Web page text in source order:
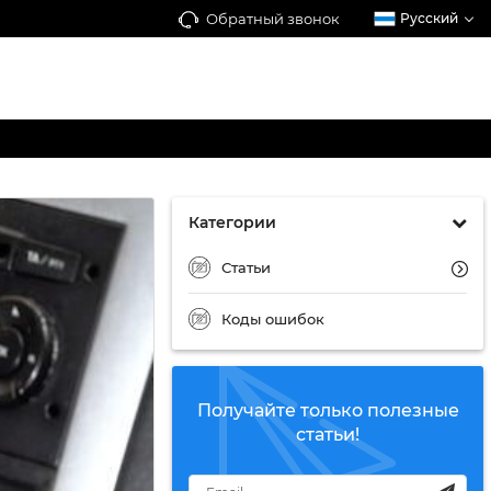
Обратный звонок Русский
Категории
Статьи
Коды ошибок
Получайте только полезные
статьи!